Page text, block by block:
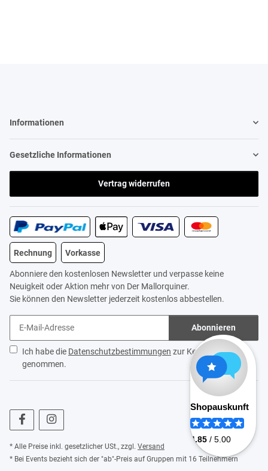
Informationen
Gesetzliche Informationen
Vertrag widerrufen
Rechnung Vorkasse
Abonniere den kostenlosen Newsletter und verpasse keine
Neuigkeit oder Aktion mehr von Der Mallorquiner.
Sie können den Newsletter jederzeit kostenlos abbestellen.
Abonnieren
Ich habe die Datenschutzbestimmungen zur Kenntnis
genommen.
* Alle Preise inkl. gesetzlicher USt., zzgl. Versand
* Bei Events bezieht sich der "ab"-Preis auf Gruppen mit 16 Teilnehmern